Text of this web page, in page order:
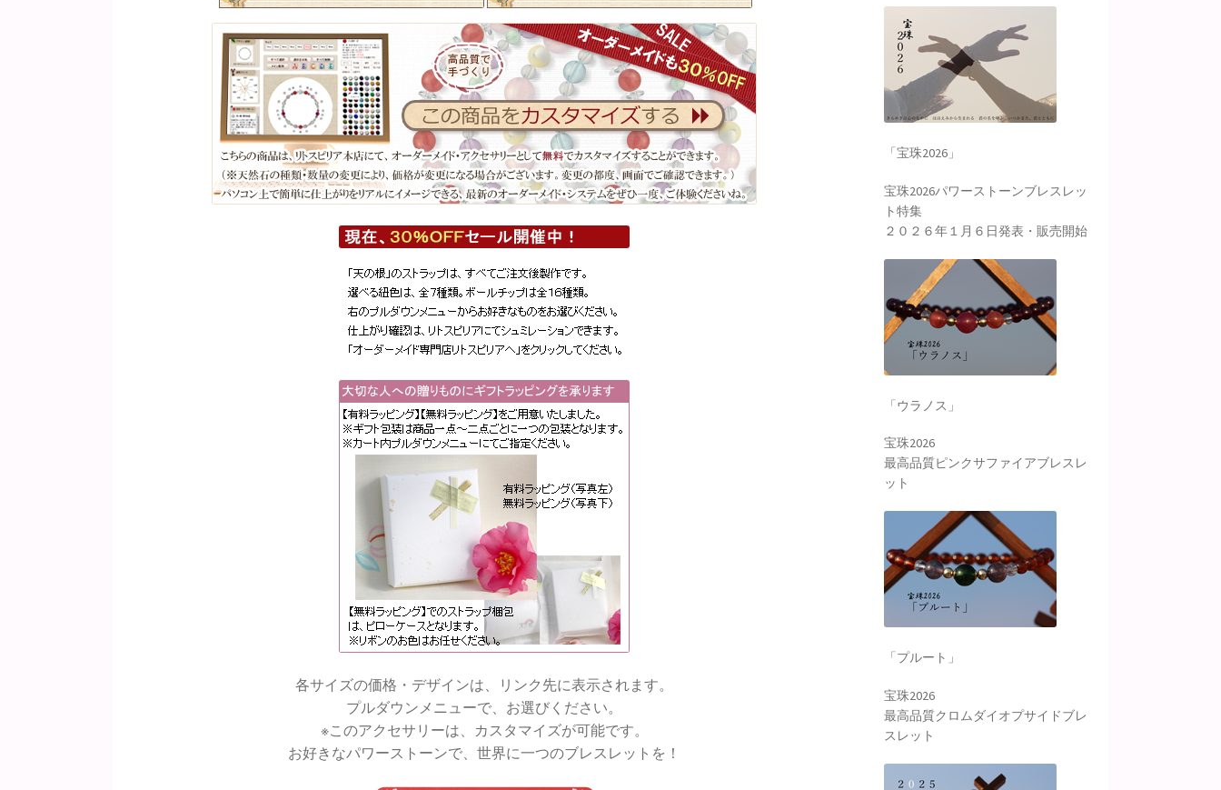
各サイズの価格・デザインは、リンク先に表示されます。
プルダウンメニューで、お選びください。
※このアクセサリーは、カスタマイズが可能です。
お好きなパワーストーンで、世界に一つのブレスレットを！
「宝珠2026」
宝珠2026パワーストーンブレスレッ
ト特集
２０２６年１月６日発表・販売開始
「ウラノス」
宝珠2026
最高品質ピンクサファイアブレスレ
ット
「プルート」
宝珠2026
最高品質クロムダイオプサイドブレ
スレット